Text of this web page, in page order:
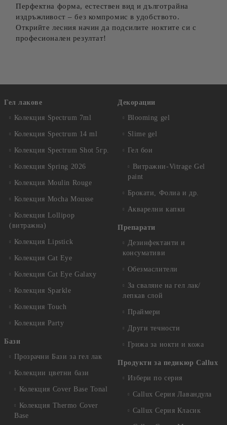
Перфектна форма, естествен вид и дълготрайна
издръжливост – без компромис в удобството.
Открийте лесния начин да подсилите ноктите си с
професионален резултат!
Гел лакове
Колекция Spectrum 7ml
Колекция Spectrum 14 ml
Колекция Spectrum Shot 5гр.
Колекция Spring 2026
Колекция Moulin Rouge
Колекция Mocha Mousse
Колекция Lollipop
(витражна)
Колекция Lipstick
Колекция Cat Eye
Колекция Cat Eye Galaxy
Колекция Sparkle
Колекция Touch
Колекция Party
Бази
Прозрачни Бази за гел лак
Колекции цветни бази
Колекция Cover Base Tonal
Колекция Thermo Cover
Base
Декорации
Blooming gel
Slime gel
Гел бои
Витражни-Vitrage Gel
paint
Брокати, Фолиа и др.
Акварелни капки
Препарати
Дезинфектанти и
консумативи
Обезмаслители
За сваляне на гел лак/
лепкав слой
Праймери
Други течности
Грижа за нокти и кожа
Продукти за педикюр Callux
Избери по серия
Callux Серия Лавандула
Callux Серия Класик